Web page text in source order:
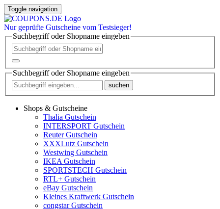
Toggle navigation
Nur geprüfte Gutscheine vom Testsieger!
Suchbegriff oder Shopname eingeben
Suchbegriff oder Shopname eingeben
suchen
Shops & Gutscheine
Thalia Gutschein
INTERSPORT Gutschein
Reuter Gutschein
XXXLutz Gutschein
Westwing Gutschein
IKEA Gutschein
SPORTSTECH Gutschein
RTL+ Gutschein
eBay Gutschein
Kleines Kraftwerk Gutschein
congstar Gutschein